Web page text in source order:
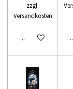
zzgl.
Versandkosten
In den Warenkorb